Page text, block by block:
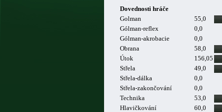
Dovednosti hráče
Golman
55,0
Gólman-reflex
0,0
Gólman-akrobacie
0,0
Obrana
58,0
Útok
156,05
Střela
49,0
Střela-dálka
0,0
Střela-zakončování
0,0
Technika
53,0
Hlavičkování
60,0